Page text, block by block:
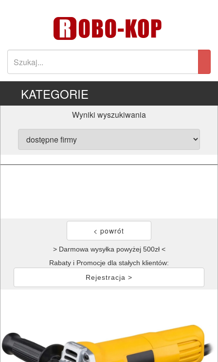
KATEGORIE
Wyniki wyszukiwania
> Darmowa wysyłka powyżej 500zł <
Rabaty i Promocje dla stałych klientów:
Rejestracja >